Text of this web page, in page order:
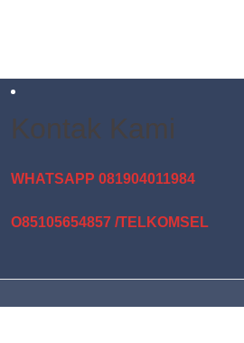
Kontak Kami
WHATSAPP 081904011984
O85105654857 /TELKOMSEL